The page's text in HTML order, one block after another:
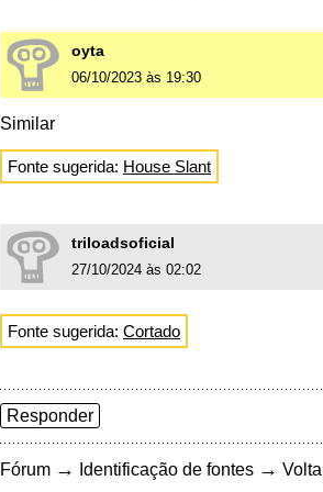
oyta
06/10/2023 às 19:30
Similar
Fonte sugerida: House Slant
triloadsoficial
27/10/2024 às 02:02
Fonte sugerida: Cortado
Responder
Fórum → Identificação de fontes →